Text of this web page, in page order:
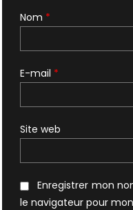
Nom *
E-mail *
Site web
Enregistrer mon
le navigateur pour